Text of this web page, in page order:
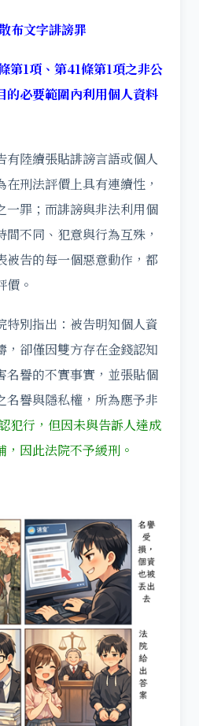
布文字誹謗罪
第1項、第41條第1項之非公
的必要範圍內利用個人資料
有陸續張貼誹謗言語或個人
刑法評價上具有連續性，
一罪；而誹謗與非法利用個
不同、犯意與行為互殊，
被告的每一個惡意動作，都
價。
特別指出：被告明知個人資
，卻僅因雙方存在金錢認知
名譽的不實事實，並張貼個
名譽與隱私權，所為應予非
犯行，但因未與告訴人達成
因此法院不予緩刑。